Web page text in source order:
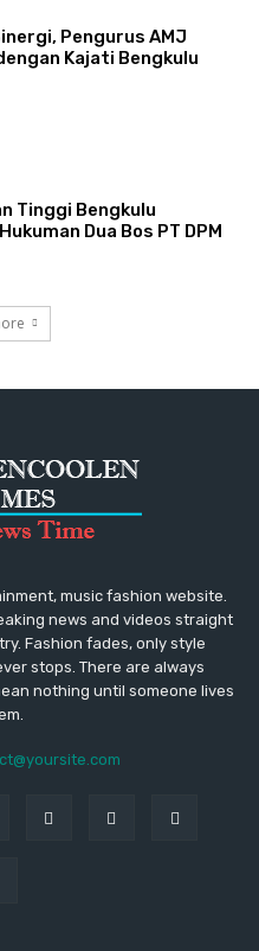
Pengurus AMJ
Kajati Bengkulu
Tinggi Bengkulu
Dua Bos PT DPM
music fashion website.
news and videos straight
Fashion fades, only style
stops. There are always
nothing until someone lives